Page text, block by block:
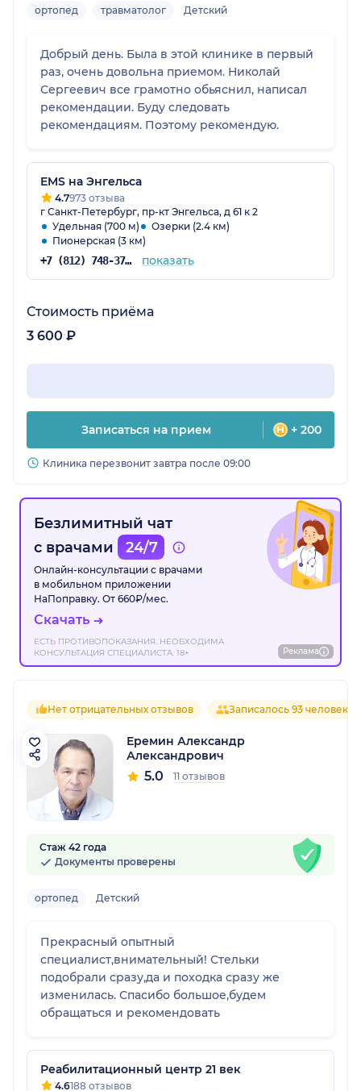
ортопед травматолог Детский
Добрый день. Была в этой клинике в первый
раз, очень довольна приемом. Николай
Сергеевич все грамотно обьяснил, написал
рекомендации. Буду следовать
рекомендациям. Поэтому рекомендую.
EMS на Энгельса
4.7973 отзыва
г Санкт-Петербург, пр-кт Энгельса, д 61 к 2
Удельная (700 м)
Озерки (2.4 км)
Пионерская (3 км)
+7 (812) 748-37-16 показать
Стоимость приёма
3 600 ₽
Записаться на прием + 200
Клиника перезвонит завтра после 09:00
Безлимитный чат
с врачами
24/7
Онлайн-консультации с врачами
в мобильном приложении
НаПоправку. От 660₽/мес.
Скачать
ЕСТЬ ПРОТИВОПОКАЗАНИЯ. НЕОБХОДИМА
КОНСУЛЬТАЦИЯ СПЕЦИАЛИСТА. 18+
Реклама
Нет отрицательных отзывов Записалось 93 человека
Еремин Александр
Александрович
5.0 11 отзывов
Стаж 42 года
Документы проверены
ортопед Детский
Прекрасный опытный
специалист,внимательный! Стельки
подобрали сразу,да и походка сразу же
изменилась. Спасибо большое,будем
обращаться и рекомендовать
Реабилитационный центр 21 век
4.6188 отзывов